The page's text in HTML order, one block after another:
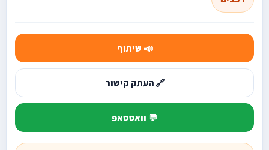
📣 שיתוף
🔗 העתק קישור
💬 וואטסאפ